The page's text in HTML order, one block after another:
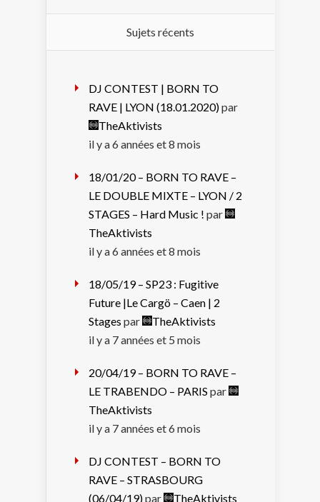
Sujets récents
DJ CONTEST | BORN TO
RAVE | LYON (18.01.2020)par
TheAktivists
il y a 6 années et 8 mois
18/01/20 – BORN TO RAVE –
LE DOUBLE MIXTE – LYON / 2
STAGES – Hard Music ! par
TheAktivists
il y a 6 années et 8 mois
18/05/19 – SP23 : Fugitive
Future |Le Cargö – Caen | 2
Stages par
TheAktivists
il y a 7 années et 5 mois
20/04/19 – BORN TO RAVE –
LE TRABENDO – PARIS par
TheAktivists
il y a 7 années et 6 mois
DJ CONTEST – BORN TO
RAVE – STRASBOURG
(06/04/19)par TheAktivists